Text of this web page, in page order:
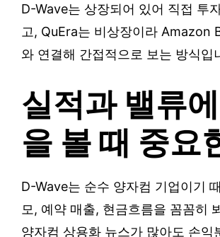
D-Wave는 상장되어 있어 직접 투
고, QuEra는 비상장이라 Amazon
와 연결해 간접적으로 보는 방식입
실적과 밸류
을 볼 때 중요
D-Wave는 순수 양자컴 기업이기
모, 예약 매출, 현금흐름을 꼼꼼히
양자컴 상용화 뉴스가 많아도 손익